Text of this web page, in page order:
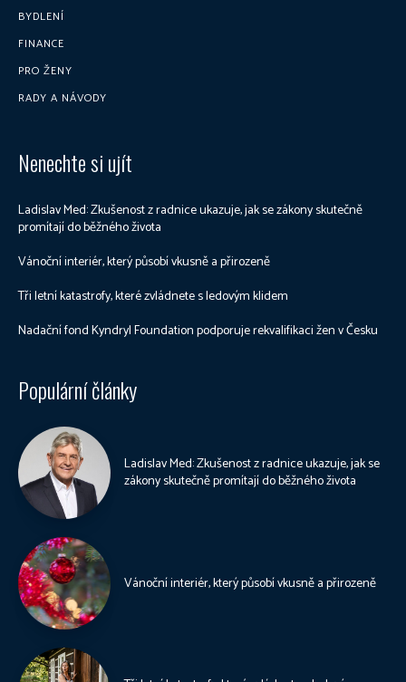
BYDLENÍ
FINANCE
PRO ŽENY
RADY A NÁVODY
Nenechte si ujít
Ladislav Med: Zkušenost z radnice ukazuje, jak se zákony skutečně
promítají do běžného života
Vánoční interiér, který působí vkusně a přirozeně
Tři letní katastrofy, které zvládnete s ledovým klidem
Nadační fond Kyndryl Foundation podporuje rekvalifikaci žen v Česku
Populární články
Ladislav Med: Zkušenost z radnice ukazuje, jak se
zákony skutečně promítají do běžného života
Vánoční interiér, který působí vkusně a přirozeně